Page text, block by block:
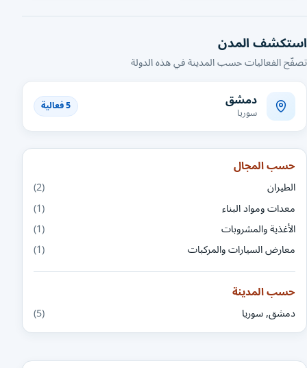
استكشف المدن
تصفّح الفعاليات حسب المدينة في هذه الدولة
دمشق
سوريا 5 فعالية
حسب المجال
الطيران
(2)
معدات ومواد البناء
(1)
الأغذية والمشروبات
(1)
معارض السيارات والمركبات
(1)
حسب المدينة
دمشق, سوريا (5)